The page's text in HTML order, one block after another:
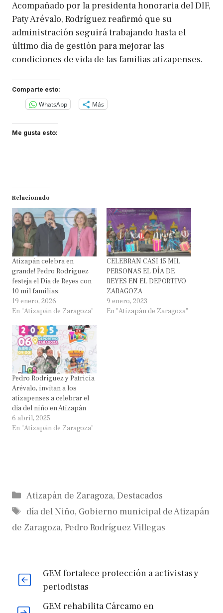
Acompañado por la presidenta honoraria del DIF,
Paty Arévalo, Rodríguez reafirmó que su
administración seguirá trabajando hasta el
último día de gestión para mejorar las
condiciones de vida de las familias atizapenses.
Comparte esto:
WhatsApp Más
Me gusta esto:
Relacionado
Atizapán celebra en
grande! Pedro Rodríguez
festeja el Día de Reyes con
10 mil familias.
19 enero, 2026
En "Atizapán de Zaragoza"
CELEBRAN CASI 15 MIL
PERSONAS EL DÍA DE
REYES EN EL DEPORTIVO
ZARAGOZA
9 enero, 2023
En "Atizapán de Zaragoza"
Pedro Rodríguez y Patricia
Arévalo, invitan a los
atizapenses a celebrar el
día del niño en Atizapán
6 abril, 2025
En "Atizapán de Zaragoza"
Categorías
Atizapán de Zaragoza, Destacados
Etiquetas
día del Niño, Gobierno municipal de Atizapán
de Zaragoza, Pedro Rodríguez Villegas
GEM fortalece protección a activistas y
periodistas
GEM rehabilita Cárcamo en